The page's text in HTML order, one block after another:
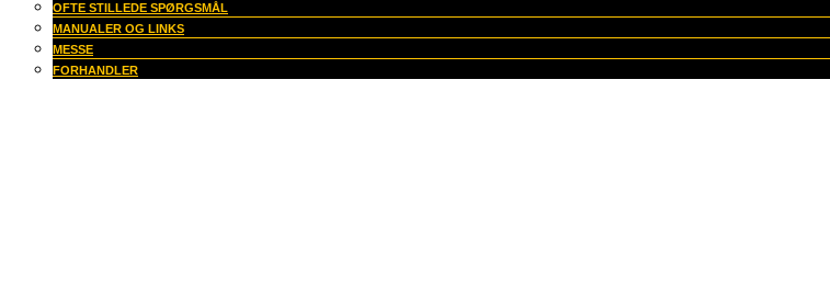
OFTE STILLEDE SPØRGSMÅL
MANUALER OG LINKS
MESSE
FORHANDLER